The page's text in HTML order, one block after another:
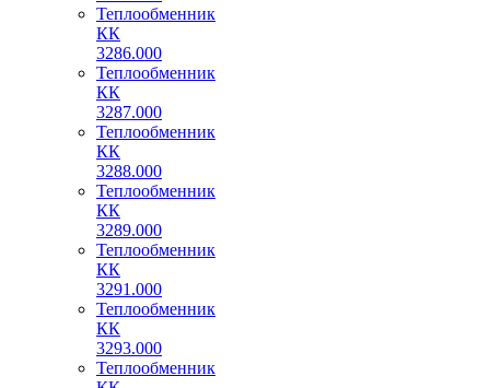
Теплообменник
КК
3286.000
Теплообменник
КК
3287.000
Теплообменник
КК
3288.000
Теплообменник
КК
3289.000
Теплообменник
КК
3291.000
Теплообменник
КК
3293.000
Теплообменник